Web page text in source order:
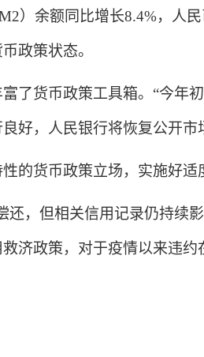
余额同比增长8.4%，人民
政策状态。
货币政策工具箱。“今年
好，人民银行将恢复公开市
货币政策立场，实施好适
，但相关信用记录仍持续
济政策，对于疫情以来违